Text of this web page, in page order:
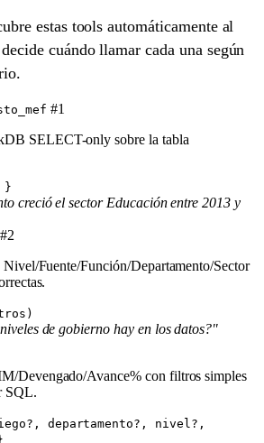
estas tools automáticamente al
cuándo llamar cada una según
#1
SELECT-only sobre la tabla
}
creció el sector Educación entre 2013 y
#2
Fuente/Función/Departamento/Sector
de gobierno hay en los datos?"
Devengado/Avance% con filtros simples
SQL.
departamento?, nivel?,